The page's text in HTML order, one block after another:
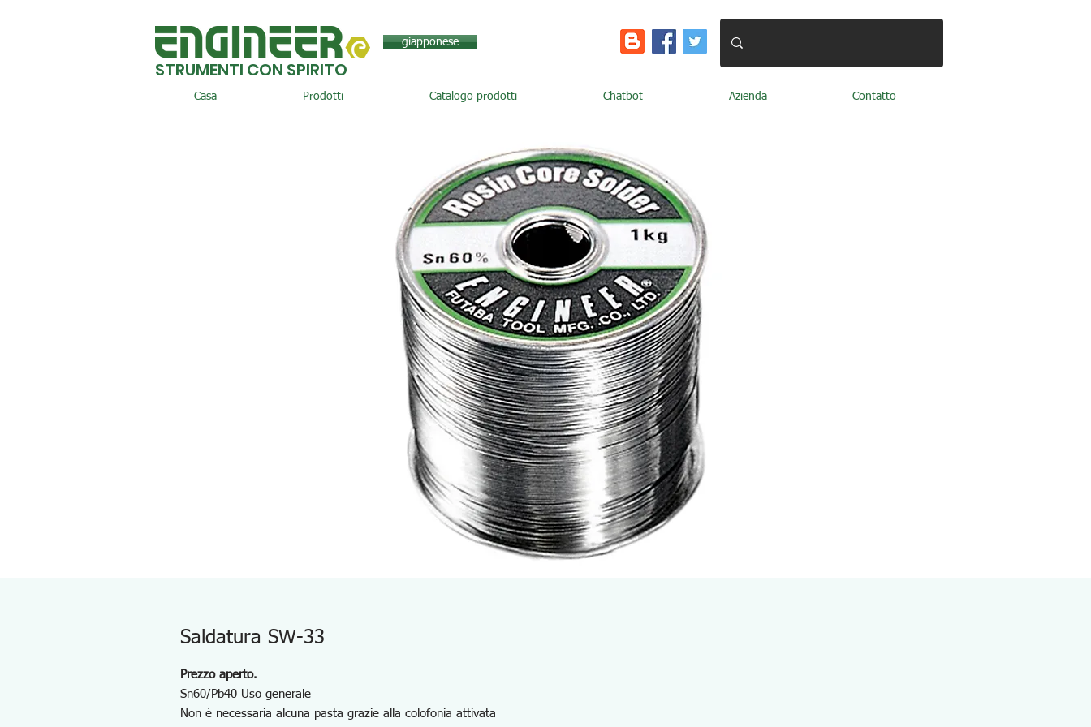
giapponese
STRUMENTI CON SPIRITO
Casa Prodotti Catalogo prodotti Chatbot Azienda Contatto
Saldatura SW-33
Prezzo aperto.
Sn60/Pb40 Uso generale
Non è necessaria alcuna pasta grazie alla colofonia attivata